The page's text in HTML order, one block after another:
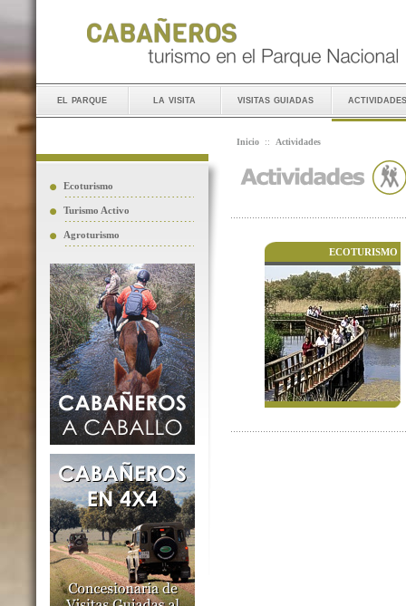
el parque la visita visitas guiadas actividades
Ecoturismo
Turismo Activo
Agroturismo
Inicio :: Actividades
ECOTURISMO